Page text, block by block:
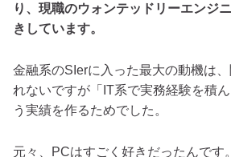
り、現職のウォンテッドリーエンジ
きしています。
金融系のSIerに入った最大の動機は
れないですが「IT系で実務経験を積
う実績を作るためでした。
元々、PCはすごく好きだったんです